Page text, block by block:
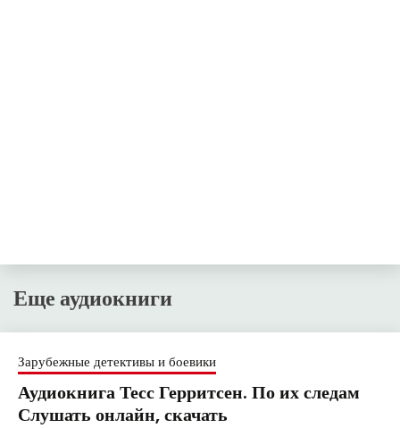
Еще аудиокниги
Зарубежные детективы и боевики
Аудиокнига Тесс Герритсен. По их следам
Слушать онлайн, скачать